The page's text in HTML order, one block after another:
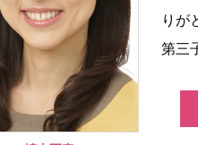
りが
第三